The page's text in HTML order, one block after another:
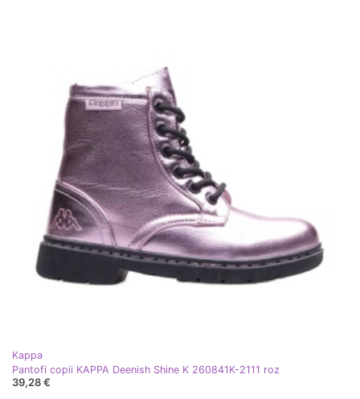
Kappa
Pantofi copii KAPPA Deenish Shine K 260841K-2111 roz
39,28 €